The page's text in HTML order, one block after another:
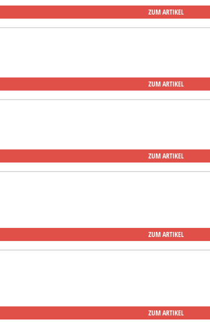
ZUM ARTIKEL
ZUM ARTIKEL
ZUM ARTIKEL
ZUM ARTIKEL
ZUM ARTIKEL